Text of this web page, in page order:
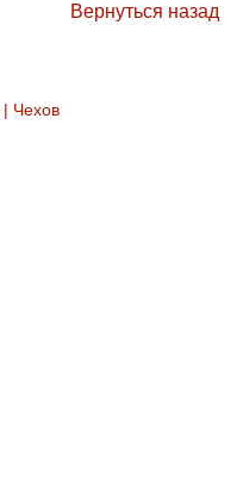
Вернуться назад
| Чехов